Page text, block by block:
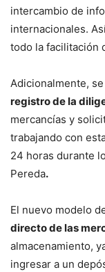
intercambio de
internacionales.
todo la facilitación
Adicionalmente,
registro de la
mercancías y
trabajando con
24 horas durante
Pereda.
El nuevo modelo
directo de las
almacenamiento,
ingresar a un